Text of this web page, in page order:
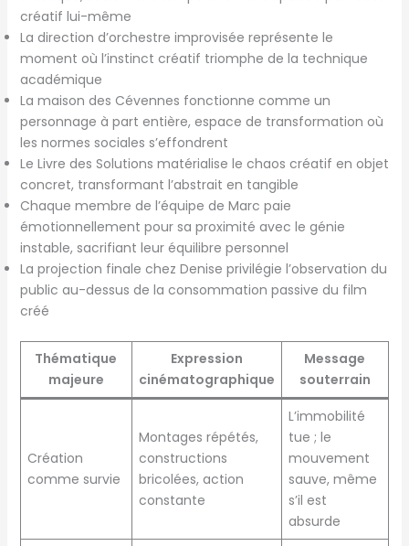
créatif lui-même
La direction d’orchestre improvisée représente le
moment où l’instinct créatif triomphe de la technique
académique
La maison des Cévennes fonctionne comme un
personnage à part entière, espace de transformation où
les normes sociales s’effondrent
Le Livre des Solutions matérialise le chaos créatif en objet
concret, transformant l’abstrait en tangible
Chaque membre de l’équipe de Marc paie
émotionnellement pour sa proximité avec le génie
instable, sacrifiant leur équilibre personnel
La projection finale chez Denise privilégie l’observation du
public au-dessus de la consommation passive du film
créé
Thématique
majeure
Expression
cinématographique
Message
souterrain
Création
comme survie
Montages répétés,
constructions
bricolées, action
constante
L’immobilité
tue ; le
mouvement
sauve, même
s’il est
absurde